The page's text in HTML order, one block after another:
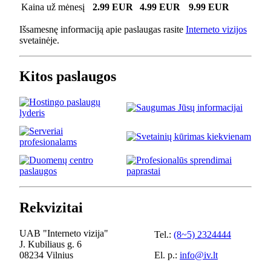
Kaina už mėnesį
2.99 EUR 4.99 EUR 9.99 EUR
Išsamesnę informaciją apie paslaugas rasite Interneto vizijos
svetainėje.
Kitos paslaugos
Rekvizitai
UAB "Interneto vizija"
J. Kubiliaus g. 6
08234 Vilnius
Tel.: (8~5) 2324444
El. p.: info@iv.lt